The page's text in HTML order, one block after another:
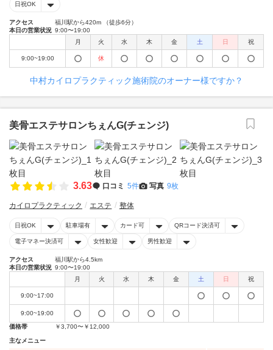
日祝OK
アクセス
福川駅から420m （徒歩6分）
本日の営業状況 9:00〜19:00
月
火 水 木 金 土 日 祝
9:00~19:00 休
中村カイロプラクティック施術院のオーナー様ですか？
美骨エステサロンちぇんG(チェンジ)
3.63 口コミ 5件 写真 9枚
カイロプラクティック エステ 整体
日祝OK 駐車場有 カード可 QRコード決済可
電子マネー決済可 女性歓迎 男性歓迎
アクセス
福川駅から4.5km
本日の営業状況 9:00〜19:00
月
火 水 木 金 土 日 祝
9:00~17:00
9:00~19:00
価格帯
￥3,700〜￥12,000
主なメニュー